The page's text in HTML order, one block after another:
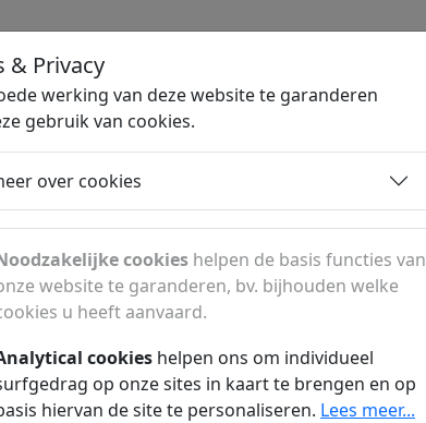
bedrijven
webhosting bedrijven en kortingscodes
Windows Hosting
& Privacy
werking van deze website te garanderen
gebruik van cookies.
over cookies
cookies helpen de basis functies van
website te garanderen, bv. bijhouden welke
u heeft aanvaard.
cookies helpen ons om individueel
op onze sites in kaart te brengen en op
hiervan de site te personaliseren. Lees meer...